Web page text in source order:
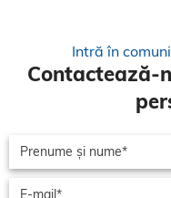
Intră în
Contactează-